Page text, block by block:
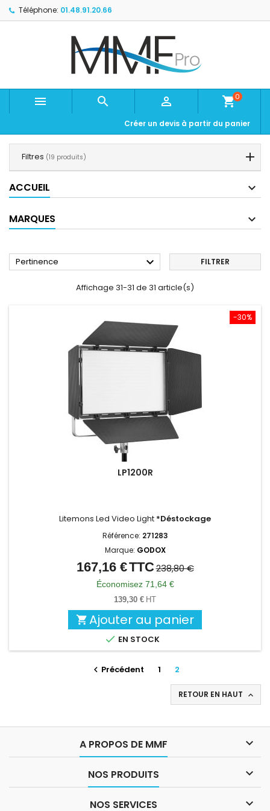
Téléphone: 01.48.91.20.66
   shopping_cart0
Créer un devis à partir du panier
Filtres (19 produits)
ACCUEIL
MARQUES
Pertinence  FILTRER
Affichage 31-31 de 31 article(s)
-30%
LP1200R
Litemons Led Video Light *Déstockage
Référence: 271283
Marque: GODOX
Prix
Prix
de
base
167,16 €TTC238,80 €
Économisez 71,64 €
139,30 € HT
 Ajouter au panier
 EN STOCK
 Précédent 1 2
RETOUR EN HAUT 
A PROPOS DE MMF 
NOS PRODUITS 
NOS SERVICES 